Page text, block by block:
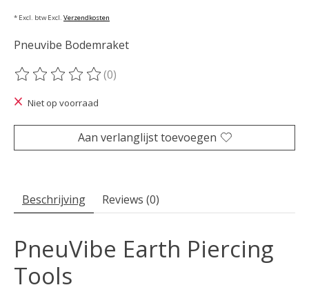
* Excl. btw Excl. Verzendkosten
Pneuvibe Bodemraket
De beoordeling van dit product is
(0)
Niet op voorraad
Aan verlanglijst toevoegen
Beschrijving Reviews (0)
PneuVibe Earth Piercing
Tools